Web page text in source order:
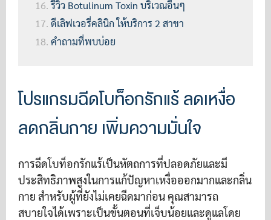
รีวิว Botulinum Toxin บริเวณอื่นๆ
ดีเลิฟเวอรี่คลินิก ให้บริการ 2 สาขา
คำถามที่พบบ่อย
โปรแกรมฉีดโบท็อกรักแร้ ลดเหงื่อ
ลดกลิ่นกาย เพิ่มความมั่นใจ
การฉีดโบท็อกรักแร้เป็นหัตถการที่ปลอดภัยและมี
ประสิทธิภาพสูงในการแก้ปัญหาเหงื่อออกมากและกลิ่น
กาย สำหรับผู้ที่ยังไม่เคยฉีดมาก่อน คุณสามารถ
สบายใจได้เพราะเป็นขั้นตอนที่เจ็บน้อยและดูแลโดย